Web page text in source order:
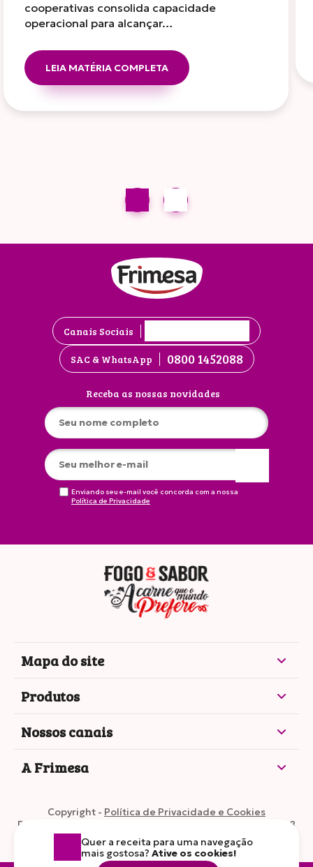
Quer a receita para uma navegação
mais gostosa? Ative os cookies!
cooperativas consolida capacidade
operacional para alcançar…
LEIA MATÉRIA COMPLETA
Canais Sociais
SAC & WhatsApp 0800 1452088
Receba as nossas novidades
Enviando seu e-mail você concorda com a nossa
Política de Privacidade
Mapa do site
Produtos
Nossos canais
A Frimesa
Copyright - Política de Privacidade e Cookies
Frimesa Cooperativa Central •
CNPJ: 77.595.395/0002-28
VOLTAR AO TOPO